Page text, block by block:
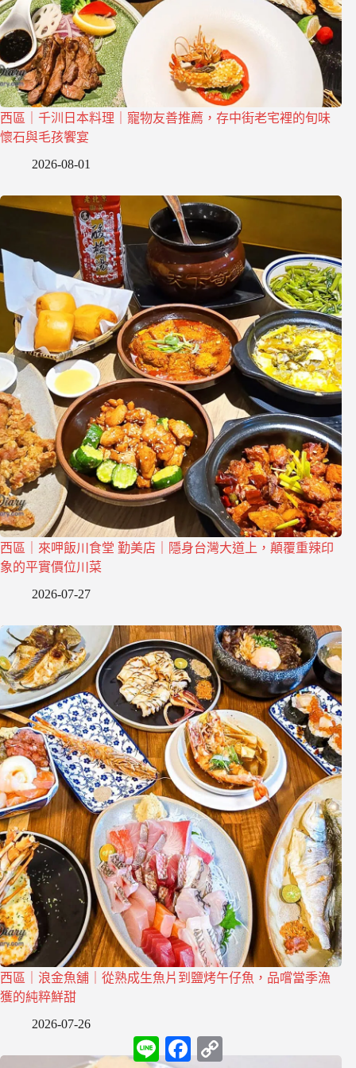
西區｜千汌日本料理｜寵物友善推薦，存中街老宅裡的旬味
懷石與毛孩饗宴
2026-08-01
西區｜來呷飯川食堂 勤美店｜隱身台灣大道上，顛覆重辣印
象的平實價位川菜
2026-07-27
西區｜浪金魚舖｜從熟成生魚片到鹽烤午仔魚，品嚐當季漁
獲的純粹鮮甜
2026-07-26
L
i
F